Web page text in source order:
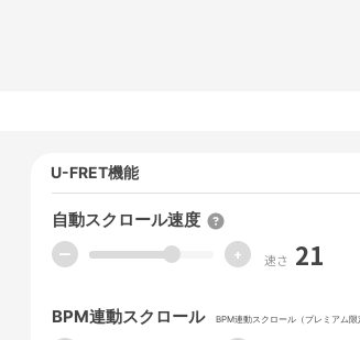
U-FRET機能
自動スクロール速度
ー + 速さ 21
BPM連動スクロール BPM連動スクロール（プレミアム限